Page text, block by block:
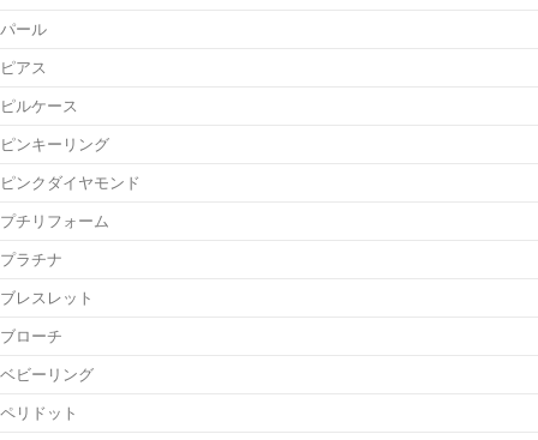
パール
ピアス
ピルケース
ピンキーリング
ピンクダイヤモンド
プチリフォーム
プラチナ
ブレスレット
ブローチ
ベビーリング
ペリドット